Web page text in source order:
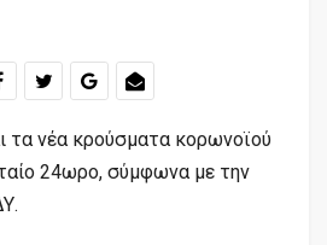
τα νέα κρούσματα κορωνοϊού
24ωρο, σύμφωνα με την